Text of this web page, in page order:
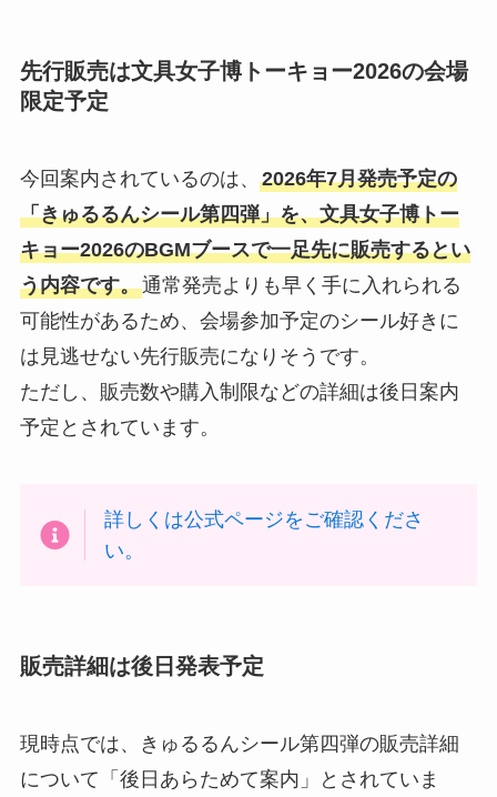
先行販売は文具女子博トーキョー2026の会場
限定予定
今回案内されているのは、 2026年7月発売予定の
「きゅるるんシール第四弾」を、文具女子博トー
キョー2026のBGMブースで一足先に販売するとい
う内容です。通常発売よりも早く手に入れられる
可能性があるため、会場参加予定のシール好きに
は見逃せない先行販売になりそうです。
ただし、販売数や購入制限などの詳細は後日案内
予定とされています。
詳しくは公式ページをご確認くださ
い。
販売詳細は後日発表予定
現時点では、きゅるるんシール第四弾の販売詳細
について「後日あらためて案内」とされていま